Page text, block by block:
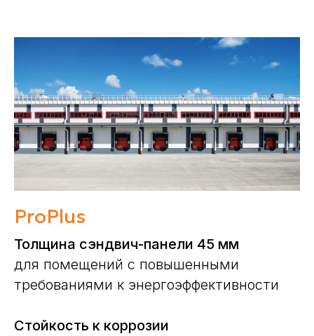
ProPlus
Толщина сэндвич-панели 45 мм
для помещений с повышенными
требованиями к энергоэффективности
Стойкость к коррозии